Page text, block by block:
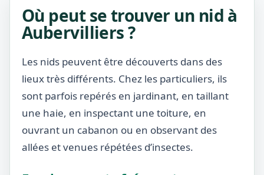
Où peut se trouver un nid à
Aubervilliers ?
Les nids peuvent être découverts dans des
lieux très différents. Chez les particuliers, ils
sont parfois repérés en jardinant, en taillant
une haie, en inspectant une toiture, en
ouvrant un cabanon ou en observant des
allées et venues répétées d’insectes.